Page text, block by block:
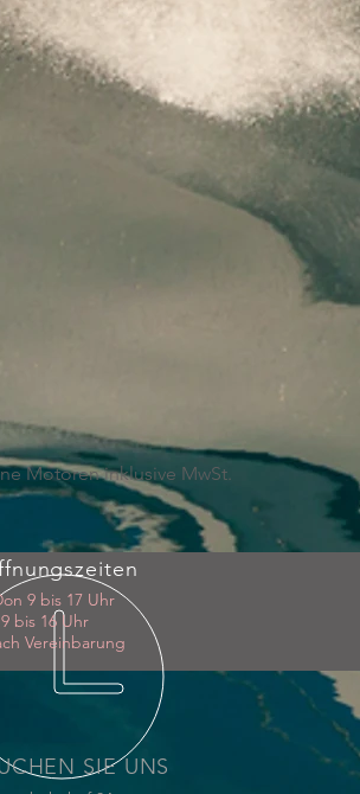
Motoren inklusive MwSt.
9 bis 17 Uhr
bis 16 Uhr
Vereinbarung
SIE UNS